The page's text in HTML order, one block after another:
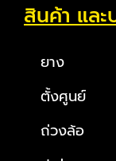
สินค้า และ
ยาง
ตั้งศูนย์
ถ่วงล้อ